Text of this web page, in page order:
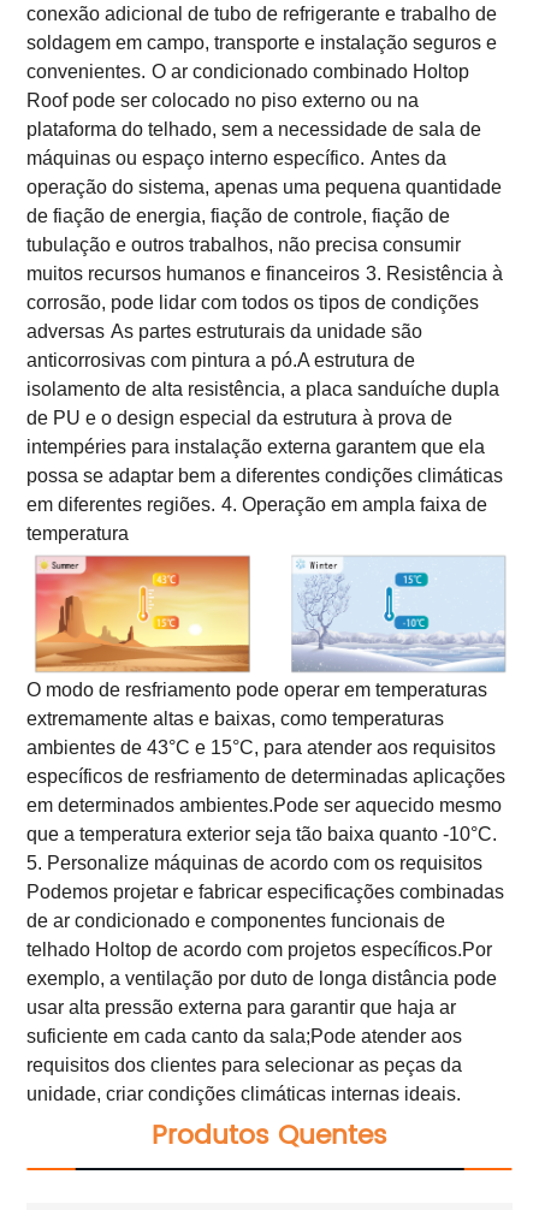
conexão adicional de tubo de refrigerante e trabalho de
soldagem em campo, transporte e instalação seguros e
convenientes. O ar condicionado combinado Holtop
Roof pode ser colocado no piso externo ou na
plataforma do telhado, sem a necessidade de sala de
máquinas ou espaço interno específico. Antes da
operação do sistema, apenas uma pequena quantidade
de fiação de energia, fiação de controle, fiação de
tubulação e outros trabalhos, não precisa consumir
muitos recursos humanos e financeiros 3. Resistência à
corrosão, pode lidar com todos os tipos de condições
adversas As partes estruturais da unidade são
anticorrosivas com pintura a pó.A estrutura de
isolamento de alta resistência, a placa sanduíche dupla
de PU e o design especial da estrutura à prova de
intempéries para instalação externa garantem que ela
possa se adaptar bem a diferentes condições climáticas
em diferentes regiões. 4. Operação em ampla faixa de
temperatura
O modo de resfriamento pode operar em temperaturas
extremamente altas e baixas, como temperaturas
ambientes de 43°C e 15°C, para atender aos requisitos
específicos de resfriamento de determinadas aplicações
em determinados ambientes.Pode ser aquecido mesmo
que a temperatura exterior seja tão baixa quanto -10°C.
5. Personalize máquinas de acordo com os requisitos
Podemos projetar e fabricar especificações combinadas
de ar condicionado e componentes funcionais de
telhado Holtop de acordo com projetos específicos.Por
exemplo, a ventilação por duto de longa distância pode
usar alta pressão externa para garantir que haja ar
suficiente em cada canto da sala;Pode atender aos
requisitos dos clientes para selecionar as peças da
unidade, criar condições climáticas internas ideais.
Produtos Quentes